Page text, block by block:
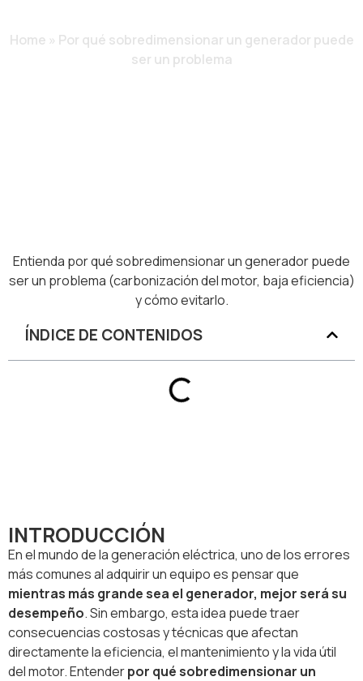
Home » Por qué sobredimensionar un generador puede
ser un problema
Entienda por qué sobredimensionar un generador puede
ser un problema (carbonización del motor, baja eficiencia)
y cómo evitarlo.
ÍNDICE DE CONTENIDOS
INTRODUCCIÓN
En el mundo de la generación eléctrica, uno de los errores
más comunes al adquirir un equipo es pensar que
mientras más grande sea el generador, mejor será su
desempeño. Sin embargo, esta idea puede traer
consecuencias costosas y técnicas que afectan
directamente la eficiencia, el mantenimiento y la vida útil
del motor. Entenderpor qué sobredimensionar un